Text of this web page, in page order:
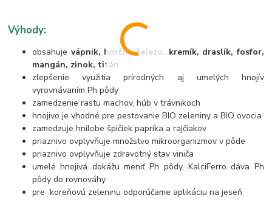
Výhody:
obsahuje vápnik, horčík, železo, kremík, draslík, fosfor,
mangán, zinok, titán
zlepšenie využitia prírodných aj umelých hnojív
vyrovnávaním Ph pôdy
zamedzenie rastu machov, húb v trávnikoch
hnojivo je vhodné pre pestovanie BIO zeleniny a BIO ovocia
zamedzuje hnilobe špičiek papríka a rajčiakov
priaznivo ovplyvňuje množstvo mikroorganizmov v pôde
priaznivo ovplyvňuje zdravotný stav viniča
umelé hnojivá dokážu meniť Ph pôdy, KalciFerro dáva Ph
pôdy do rovnováhy
pre koreňovú zeleninu odporúčame aplikáciu na jeseň